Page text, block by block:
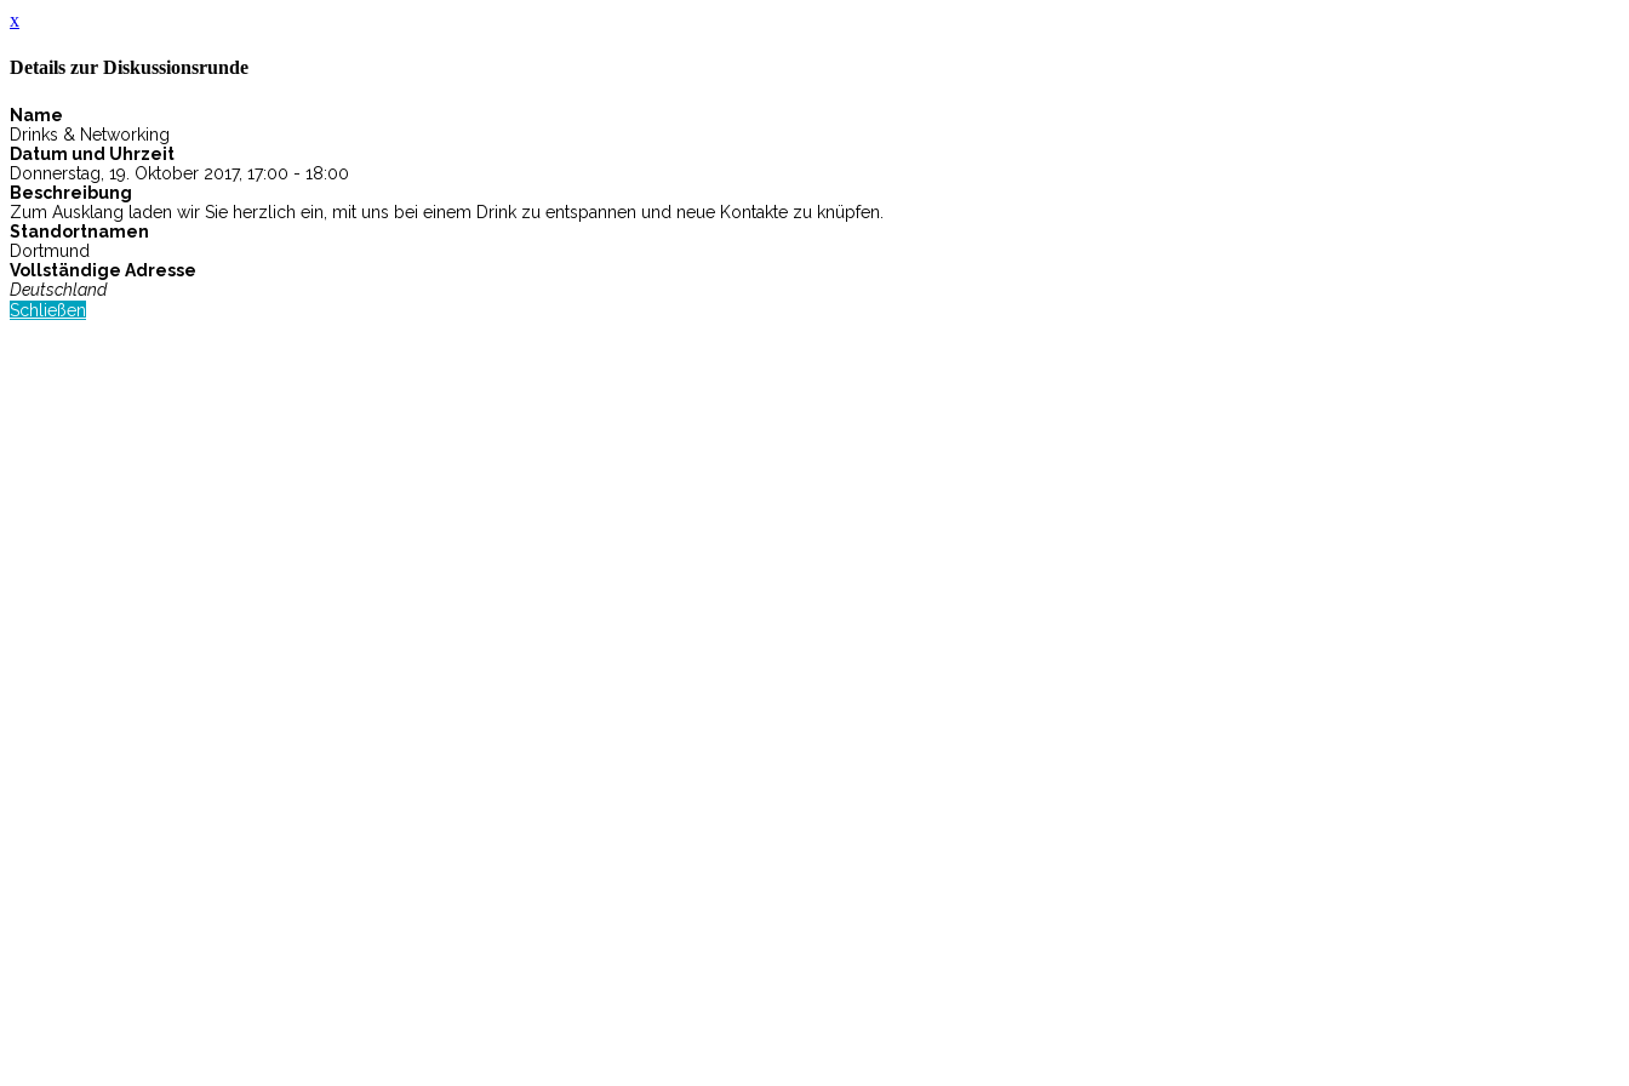
x
Details zur Diskussionsrunde
Name
Drinks & Networking
Datum und Uhrzeit
Donnerstag, 19. Oktober 2017, 17:00 - 18:00
Beschreibung
Zum Ausklang laden wir Sie herzlich ein, mit uns bei einem Drink zu entspannen und neue Kontakte zu knüpfen.
Standortnamen
Dortmund
Vollständige Adresse
Deutschland
Schließen